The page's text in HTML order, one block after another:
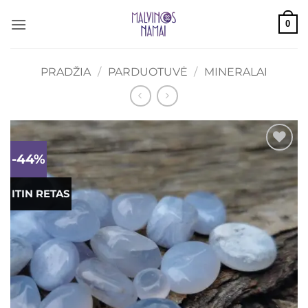
0
PRADŽIA / PARDUOTUVĖ / MINERALAI
-44%
ITIN RETAS
Mėgstamiausias